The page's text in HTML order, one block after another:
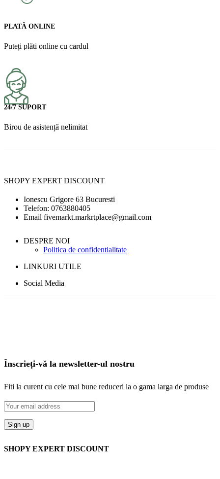
PLATĂ ONLINE
Puteți plăti online cu cardul
24/7 SUPORT
Birou de asistență nelimitat
SHOPY EXPERT DISCOUNT
Ionescu Grigore 63 Bucuresti
Telefon: 0763880405
Email fivemarkt.markrtplace@gmail.com
DESPRE NOI
Politica de confidentialitate
LINKURI UTILE
Social Media
Înscrieți-vă la newsletter-ul nostru
Fiti la curent cu cele mai bune reduceri la o gama larga de produse
SHOPY EXPERT DISCOUNT